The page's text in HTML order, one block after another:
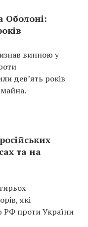
Оболоні:
винною у
дев’ять років
майна.
та на
які
РФ проти України